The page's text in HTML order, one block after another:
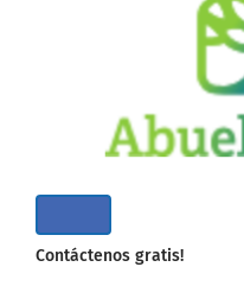
Contáctenos gratis!